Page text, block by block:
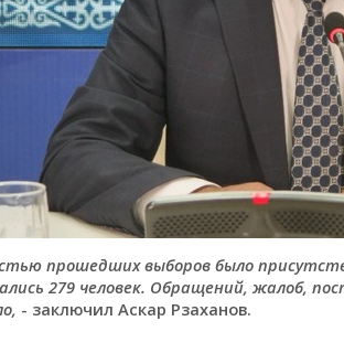
прошедших выборов было
279 человек. Обращений, жалоб,
- заключил Аскар Рзаханов.